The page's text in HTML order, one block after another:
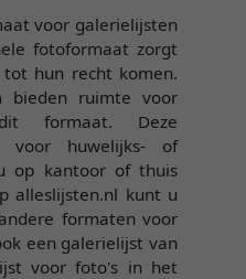
voor galerielijsten
fotoformaat zorgt
hun recht komen.
bieden ruimte voor
formaat. Deze
voor huwelijks- of
op kantoor of thuis
alleslijsten.nl kunt u
formaten voor
een galerielijst van
voor foto's in het